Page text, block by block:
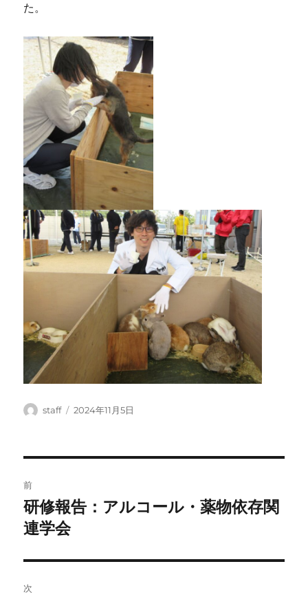
た。
投
staff
投
2024年11月5日
稿
ナ
ビ
ゲ
前
前
の
稿:
研修報告：アルコール・薬物依存関
連学会
次